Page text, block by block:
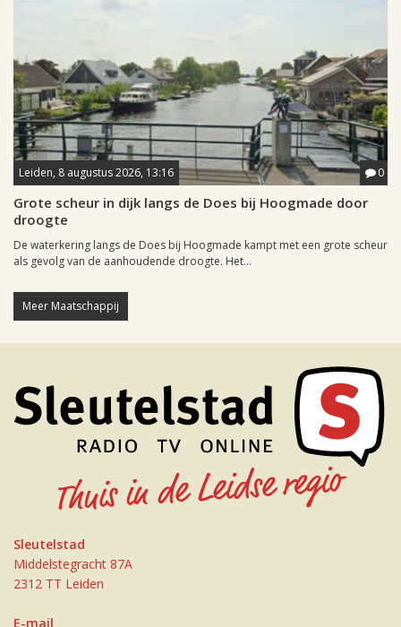
Leiden, 8 augustus 2026, 13:16 0
Grote scheur in dijk langs de Does bij Hoogmade door
droogte
De waterkering langs de Does bij Hoogmade kampt met een grote scheur
als gevolg van de aanhoudende droogte. Het...
Meer Maatschappij
Sleutelstad
Middelstegracht 87A
2312 TT Leiden
E-mail